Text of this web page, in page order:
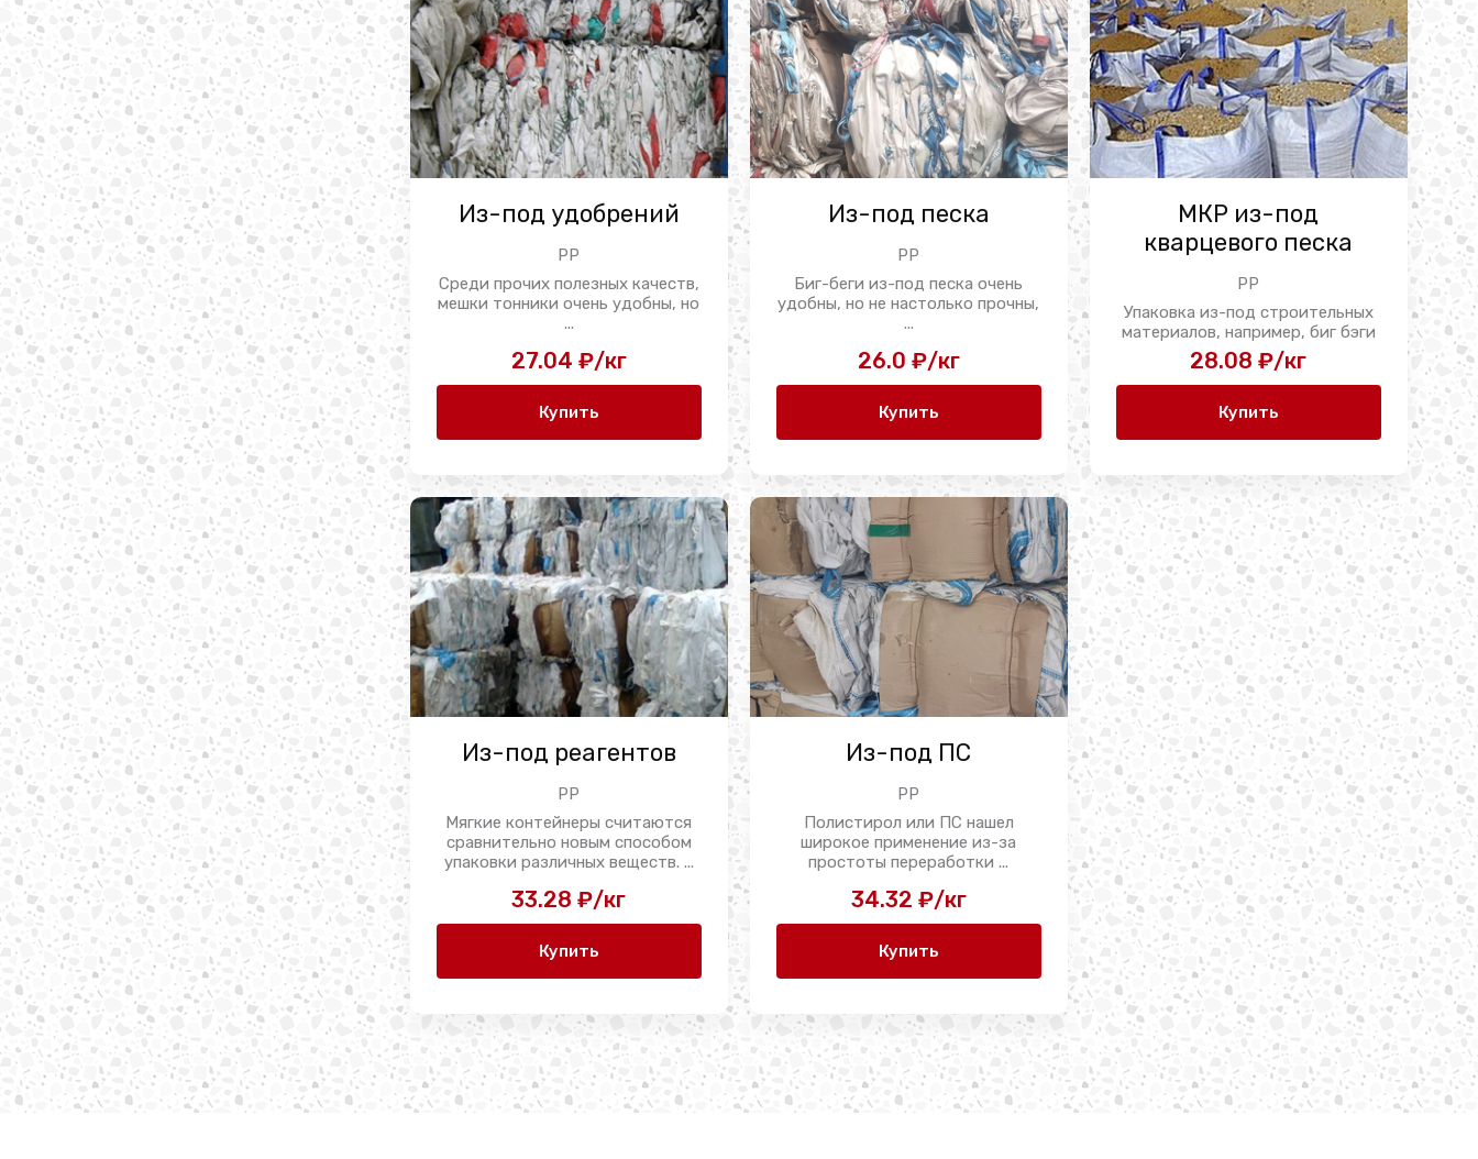
Из-под удобрений
PP
Среди прочих полезных качеств,
мешки тонники очень удобны, но
...
27.04 ₽/кг
Купить
Из-под песка
PP
Биг-беги из-под песка очень
удобны, но не настолько прочны,
...
26.0 ₽/кг
Купить
МКР из-под
кварцевого песка
PP
Упаковка из-под строительных
материалов, например, биг бэги
из-под кварцевого ...
28.08 ₽/кг
Купить
Из-под реагентов
PP
Мягкие контейнеры считаются
сравнительно новым способом
упаковки различных веществ. ...
33.28 ₽/кг
Купить
Из-под ПС
PP
Полистирол или ПС нашел
широкое применение из-за
простоты переработки ...
34.32 ₽/кг
Купить